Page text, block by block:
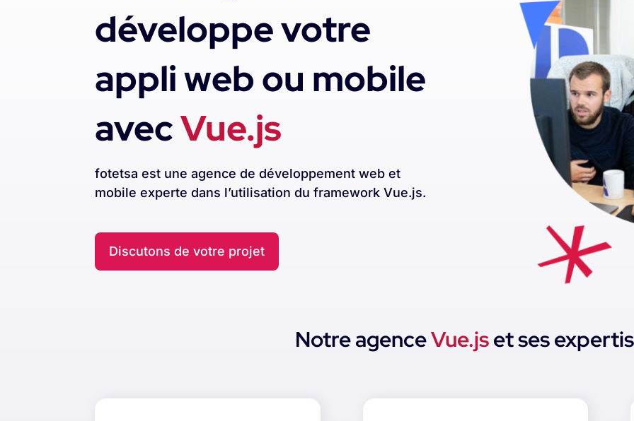
développe votre
appli web ou mobile
avecVue.js
fotetsa est une agence de développement web et
mobile experte dans l’utilisation du framework Vue.js.
Discutons de votre projet
Notre agenceVue.jset ses